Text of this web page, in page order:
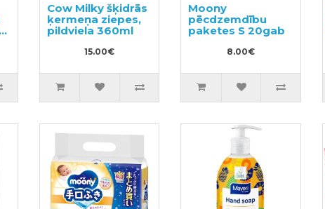
Cow Milky šķidrās
ķermeņa ziepes,
pildviela 360ml
15.00€
Moony
pēcdzemdību
paketes S 20gab
8.00€